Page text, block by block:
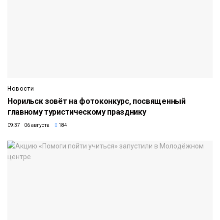
Новости
Норильск зовёт на фотоконкурс, посвященный
главному туристическому празднику
09:37 06 августа 184